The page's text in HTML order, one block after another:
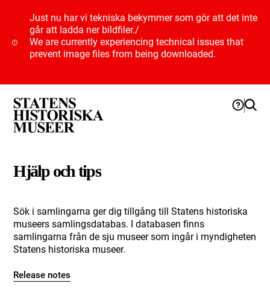
Just nu har vi tekniska bekymmer som gör att det inte
går att ladda ner bildfiler./
We are currently experiencing technical issues that
prevent image files from being downloaded.
Hjälp och tips
Sök i samlingarna ger dig tillgång till Statens historiska
museers samlingsdatabas. I databasen finns
samlingarna från de sju museer som ingår i myndigheten
Statens historiska museer.
Release notes